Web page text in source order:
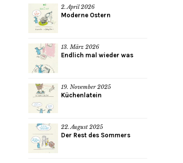
2. April 2026
Moderne Ostern
13. März 2026
Endlich mal wieder was
19. November 2025
Küchenlatein
22. August 2025
Der Rest des Sommers